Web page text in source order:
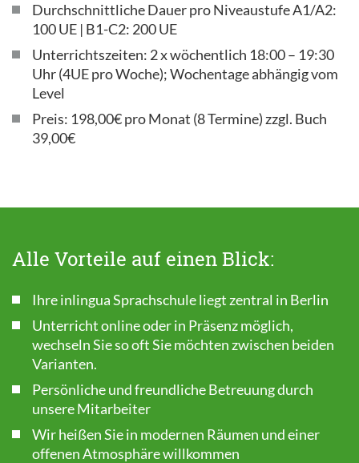
Durchschnittliche Dauer pro Niveaustufe A1/A2:
100 UE | B1-C2: 200 UE
Unterrichtszeiten: 2 x wöchentlich 18:00 – 19:30
Uhr (4UE pro Woche); Wochentage abhängig vom
Level
Preis: 198,00€ pro Monat (8 Termine) zzgl. Buch
39,00€
Alle Vorteile auf einen Blick:
Ihre inlingua Sprachschule liegt zentral in Berlin
Unterricht online oder in Präsenz möglich,
wechseln Sie so oft Sie möchten zwischen beiden
Varianten.
Persönliche und freundliche Betreuung durch
unsere Mitarbeiter
Wir heißen Sie in modernen Räumen und einer
offenen Atmosphäre willkommen